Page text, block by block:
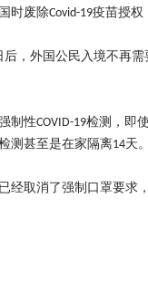
时废除Covid-19疫苗授权
后，外国公民入境不再
制性COVID-19检测，即
测甚至是在家隔离14天。
经取消了强制口罩要求